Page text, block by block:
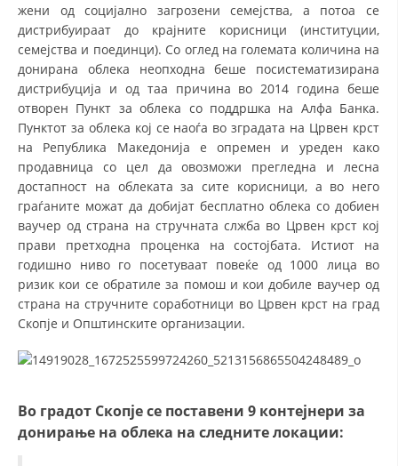
ЧЛЕНСТВО ВО ПРОФЕСИОНАЛНИ ТЕЛА
СТАТУТ НА ЦКРМ
ОРГАНИЗАЦИЈА И РАЗВОЈ
СОБРАНИЕ
СТРУКТУРА И ОРГАНИЗАЦИОНА ПОСТАВЕНОСТ
ДИСЕМИНАЦИЈА
ПРОМОЦИЈА НА ХУМАНИ ВРЕДНОСТИ
жени од социјално загрозени семејства, а потоа се
дистрибуираат до крајните корисници (институции,
семејства и поединци). Со оглед на големата количина на
донирана облека неопходна беше посистематизирана
дистрибуција и од таа причина во 2014 година беше
отворен Пункт за облека со поддршка на Алфа Банка.
Пунктот за облека кој се наоѓа во зградата на Црвен крст
на Република Македонија е опремен и уреден како
продавница со цел да овозможи прегледна и лесна
достапност на облеката за сите корисници, а во него
граѓаните можат да добијат бесплатно облека со добиен
ваучер од страна на стручната слжба во Црвен крст кој
прави претходна проценка на состојбата. Истиот на
годишно ниво го посетуваат повеќе од 1000 лица во
ризик кои се обратиле за помош и кои добиле ваучер од
страна на стручните соработници во Црвен крст на град
Скопје и Општинските организации.
Во градот Скопје се поставени 9 контејнери за
донирање на облека на следните локации: